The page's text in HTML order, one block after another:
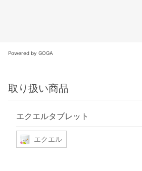
Powered by GOGA
取り扱い商品
エクエルタブレット
エクエル